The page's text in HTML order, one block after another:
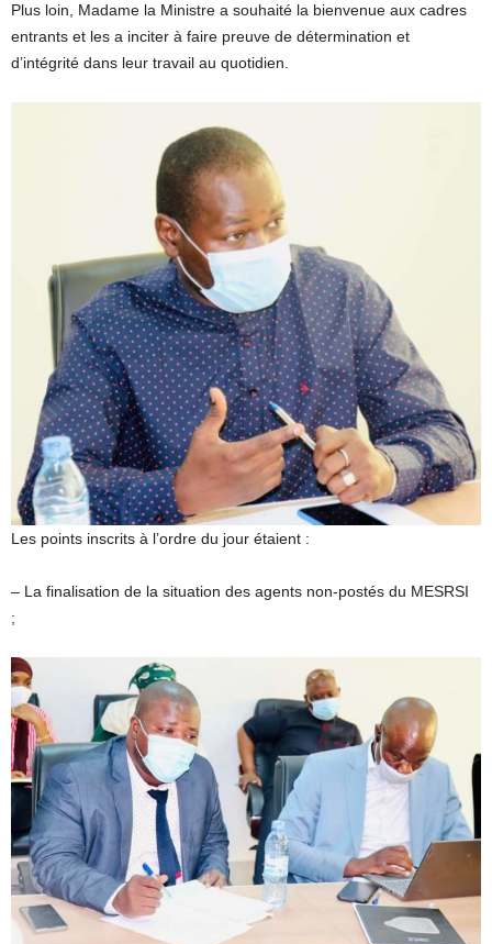
Plus loin, Madame la Ministre a souhaité la bienvenue aux cadres
entrants et les a inciter à faire preuve de détermination et
d’intégrité dans leur travail au quotidien.
Les points inscrits à l’ordre du jour étaient :
– La finalisation de la situation des agents non-postés du MESRSI
;